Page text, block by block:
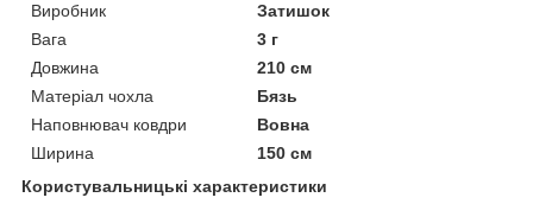
Виробник
Затишок
Вага
3 г
Довжина
210 см
Матеріал чохла
Бязь
Наповнювач ковдри
Вовна
Ширина
150 см
Користувальницькі характеристики